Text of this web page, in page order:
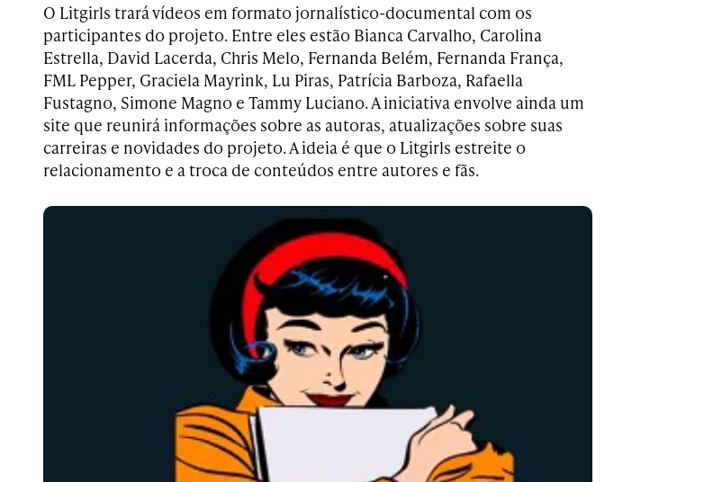
O Litgirls trará vídeos em formato jornalístico-documental com os
participantes do projeto. Entre eles estão Bianca Carvalho, Carolina
Estrella, David Lacerda, Chris Melo, Fernanda Belém, Fernanda França,
FML Pepper, Graciela Mayrink, Lu Piras, Patrícia Barboza, Rafaella
Fustagno, Simone Magno e Tammy Luciano. A iniciativa envolve ainda um
site que reunirá informações sobre as autoras, atualizações sobre suas
carreiras e novidades do projeto. A ideia é que o Litgirls estreite o
relacionamento e a troca de conteúdos entre autores e fãs.